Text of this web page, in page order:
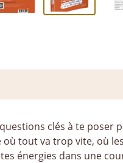
clés à te
où tout va trop vite, où
énergies dans une